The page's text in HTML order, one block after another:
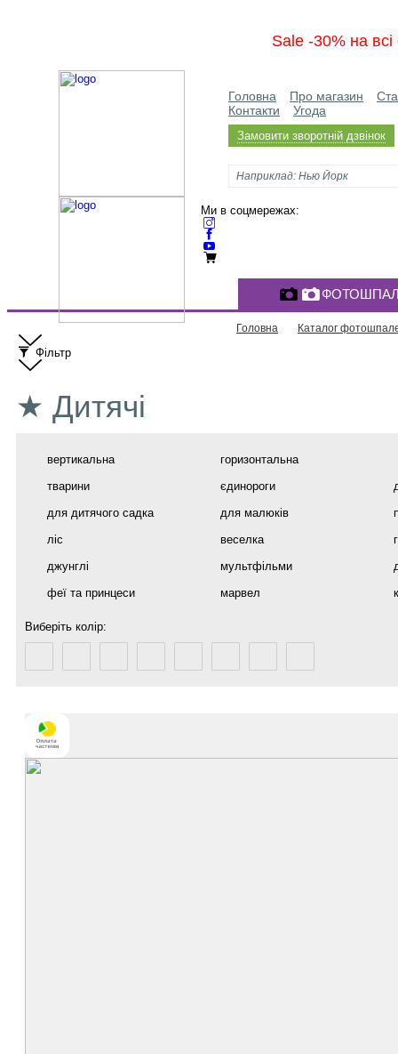
Sale -30% на
Головна Про магазин
Контакти
Угода
Замовити зворотній дзвінок
Ми в соцмережах:
Головна Каталог
Фільтр
★ Дитячі
вертикальна
горизонтальна
тварини
єдинороги
для дитячого садка
для малюків
ліс
веселка
джунглі
мультфільми
феї та принцеси
марвел
Виберіть колір: